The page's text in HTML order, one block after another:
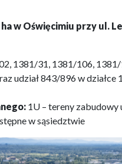
w Oświęcimiu przy ul.
1381/31, 1381/106,
udział 843/896 w działce
1U – tereny zabudowy
w sąsiedztwie